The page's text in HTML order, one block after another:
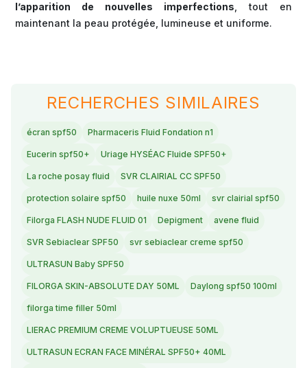
l’apparition de nouvelles imperfections , tout en
maintenant la peau protégée, lumineuse et uniforme.
RECHERCHES SIMILAIRES
écran spf50 Pharmaceris Fluid Fondation n1
Eucerin spf50+ Uriage HYSÉAC Fluide SPF50+
La roche posay fluid SVR CLAIRIAL CC SPF50
protection solaire spf50 huile nuxe 50ml svr clairial spf50
Filorga FLASH NUDE FLUID 01 Depigment avene fluid
SVR Sebiaclear SPF50 svr sebiaclear creme spf50
ULTRASUN Baby SPF50
FILORGA SKIN-ABSOLUTE DAY 50ML Daylong spf50 100ml
filorga time filler 50ml
LIERAC PREMIUM CREME VOLUPTUEUSE 50ML
ULTRASUN ECRAN FACE MINÉRAL SPF50+ 40ML